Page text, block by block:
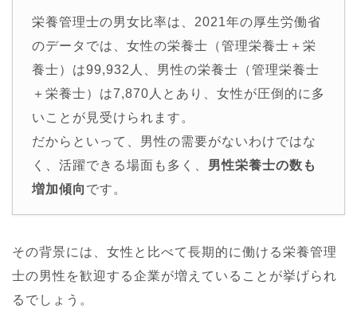
栄養管理士の男女比率は、2021年の厚生労働省
のデータでは、女性の栄養士（管理栄養士＋栄
養士）は99,932人、男性の栄養士（管理栄養士
＋栄養士）は7,870人とあり、女性が圧倒的に多
いことが見受けられます。
だからといって、男性の需要がないわけではな
く、活躍できる場面も多く、 男性栄養士の数も
増加傾向 です。
その背景には、女性と比べて長期的に働ける栄養管理
士の男性を歓迎する企業が増えていることが挙げられ
るでしょう。